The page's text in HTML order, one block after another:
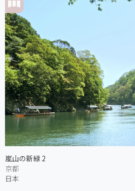
嵐山の新緑 2
京都
日本